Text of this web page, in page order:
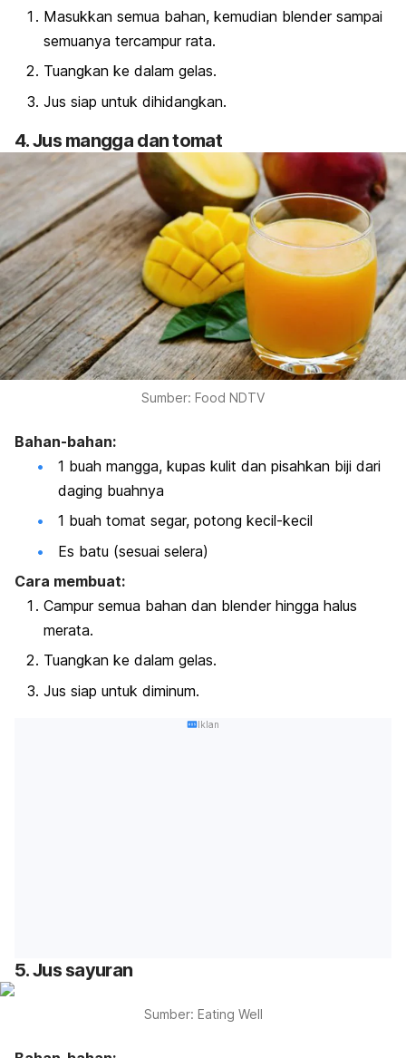
Masukkan semua bahan, kemudian blender sampai
semuanya tercampur rata.
Tuangkan ke dalam gelas.
Jus siap untuk dihidangkan.
4. Jus mangga dan tomat
Sumber: Food NDTV
Bahan-bahan:
1 buah mangga, kupas kulit dan pisahkan biji dari
daging buahnya
1 buah tomat segar, potong kecil-kecil
Es batu (sesuai selera)
Cara membuat:
Campur semua bahan dan blender hingga halus
merata.
Tuangkan ke dalam gelas.
Jus siap untuk diminum.
Iklan
5. Jus sayuran
Sumber: Eating Well